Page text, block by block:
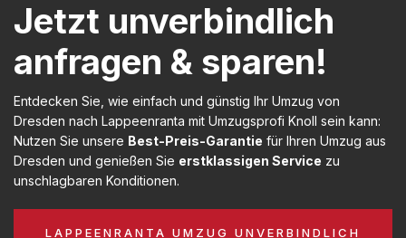
Jetzt unverbindlich
anfragen & sparen!
Entdecken Sie, wie einfach und günstig Ihr Umzug von
Dresden nach Lappeenranta mit Umzugsprofi Knoll sein kann:
Nutzen Sie unsere Best-Preis-Garantie für Ihren Umzug aus
Dresden und genießen Sie erstklassigen Service zu
unschlagbaren Konditionen.
LAPPEENRANTA UMZUG UNVERBINDLICH